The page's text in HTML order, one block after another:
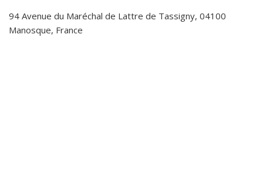
94 Avenue du Maréchal de Lattre de Tassigny, 04100
Manosque, France